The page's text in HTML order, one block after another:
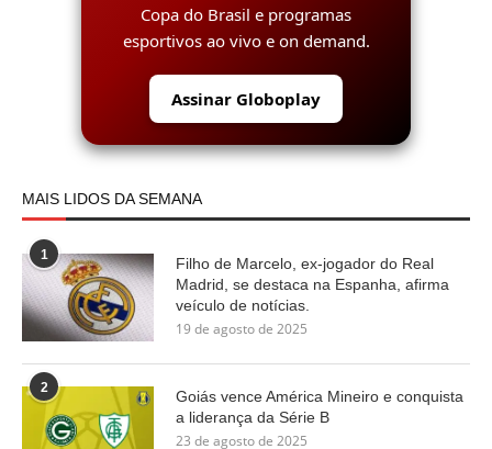
Copa do Brasil e programas
esportivos ao vivo e on demand.
Assinar Globoplay
MAIS LIDOS DA SEMANA
1
Filho de Marcelo, ex-jogador do Real
Madrid, se destaca na Espanha, afirma
veículo de notícias.
19 de agosto de 2025
2
Goiás vence América Mineiro e conquista
a liderança da Série B
23 de agosto de 2025